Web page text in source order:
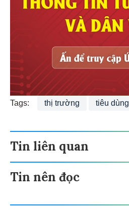
Tags: thị trường tiêu dùng
Tin liên quan
Tin nên đọc